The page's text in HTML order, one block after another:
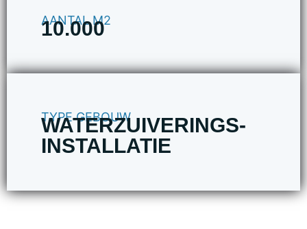
AANTAL M2
10.000
TYPE GEBOUW
WATERZUIVERINGS-
INSTALLATIE